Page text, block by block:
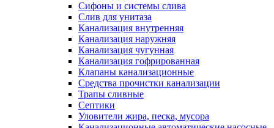
Сифоны и системы слива
Слив для унитаза
Канализация внутренняя
Канализация наружняя
Канализация чугунная
Канализация гофрированная
Клапаны канализационные
Средства прочистки канализации
Трапы сливные
Септики
Уловители жира, песка, мусора